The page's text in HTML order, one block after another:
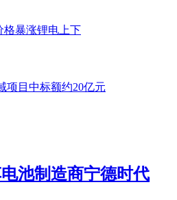
格暴涨锂电上下
项目中标额约20亿元
池制造商宁德时代